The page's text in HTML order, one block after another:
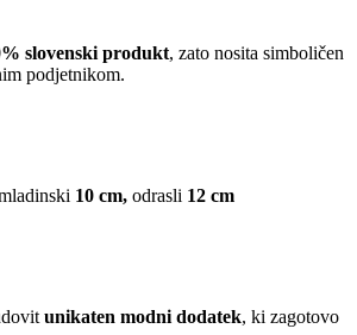
slovenski produkt, zato nosita simboličen
podjetnikom.
10 cm, odrasli 12 cm
unikaten modni dodatek, ki zagotovo